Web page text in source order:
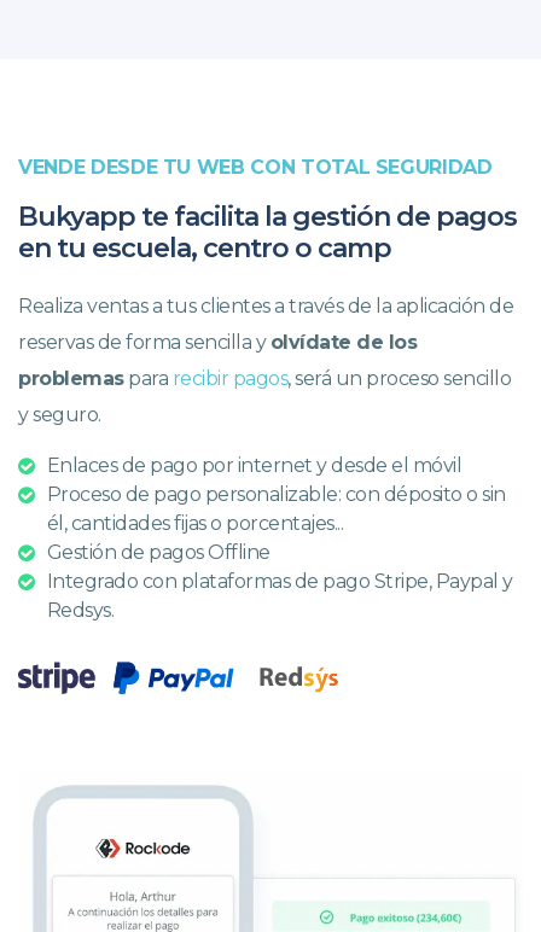
VENDE DESDE TU WEB CON TOTAL SEGURIDAD
Bukyapp te facilita la gestión de pagos
en tu escuela, centro o camp
Realiza ventas a tus clientes a través de la aplicación de
reservas de forma sencilla y olvídate de los
problemaspara recibir pagos, será un proceso sencillo
y seguro.
Enlaces de pago por internet y desde el móvil
Proceso de pago personalizable: con déposito o sin
él, cantidades fijas o porcentajes...
Gestión de pagos Offline
Integrado con plataformas de pago Stripe, Paypal y
Redsys.